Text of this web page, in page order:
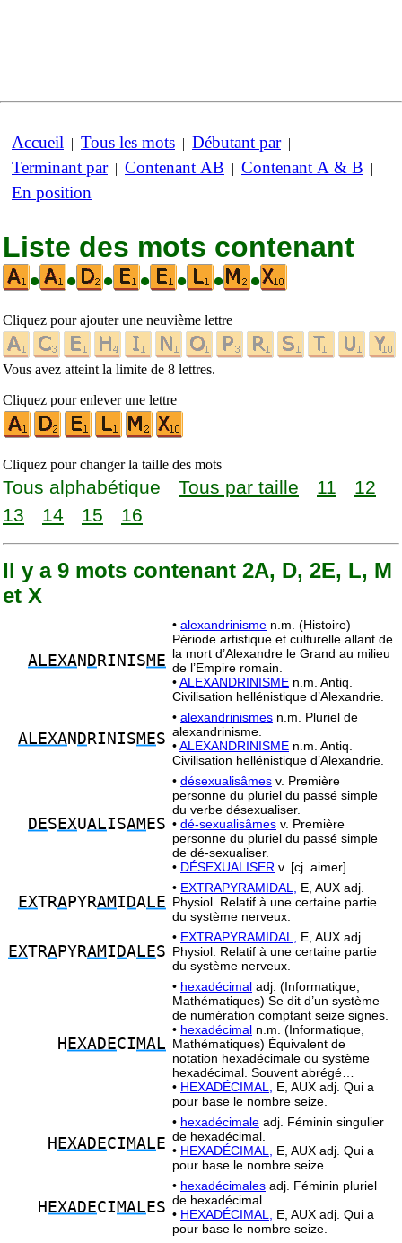
Accueil | Tous les mots | Débutant par|
Terminant par| Contenant AB | Contenant A & B |
En position
Liste des mots contenant
•
• • • • • •
Cliquez pour ajouter une neuvième lettre
Vous avez atteint la limite de 8 lettres.
Cliquez pour enlever une lettre
Cliquez pour changer la taille des mots
Tous alphabétique Tous par taille 11
12
13
14 15 16
Il y a 9 mots contenant 2A, D, 2E, L, M
et X
ALEXAN D RINISME
• alexandrinisme n.m. (Histoire)
Période artistique et culturelle allant de
la mort d’Alexandre le Grand au milieu
de l’Empire romain.
•ALEXANDRINISME n.m. Antiq.
Civilisation hellénistique d’Alexandrie.
ALEXAN D RINISMES
• alexandrinismes n.m. Pluriel de
alexandrinisme.
•ALEXANDRINISME n.m. Antiq.
Civilisation hellénistique d’Alexandrie.
DES EXUALISAM ES
• désexualisâmes v. Première
personne du pluriel du passé simple
du verbe désexualiser.
• dé-sexualisâmes v. Première
personne du pluriel du passé simple
de dé-sexualiser.
• DÉSEXUALISER v. [cj. aimer].
EXTRAPYRAMI DALE
• EXTRAPYRAMIDAL,
E, AUX adj.
Physiol. Relatif à une certaine partie
du système nerveux.
EXTRAPYRAMI DALES
• EXTRAPYRAMIDAL,
E, AUX adj.
Physiol. Relatif à une certaine partie
du système nerveux.
H EXADECI MAL
• hexadécimal adj. (Informatique,
Mathématiques) Se dit d’un système
de numération comptant seize signes.
• hexadécimal n.m. (Informatique,
Mathématiques) Équivalent de
notation hexadécimale ou système
hexadécimal. Souvent abrégé…
• HEXADÉCIMAL,
E, AUX adj. Qui a
pour base le nombre seize.
H EXADECI MAL E
• hexadécimale adj. Féminin singulier
de hexadécimal.
• HEXADÉCIMAL,
E, AUX adj. Qui a
pour base le nombre seize.
H EXADECI MAL ES
• hexadécimales adj. Féminin pluriel
de hexadécimal.
• HEXADÉCIMAL,
E, AUX adj. Qui a
pour base le nombre seize.